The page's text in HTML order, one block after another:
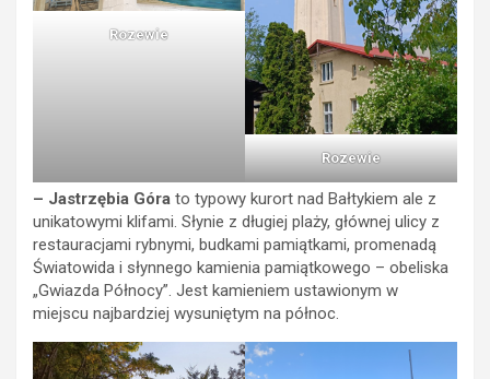
Rozewie
Rozewie
– Jastrzębia Góra to typowy kurort nad Bałtykiem ale z
unikatowymi klifami. Słynie z długiej plaży, głównej ulicy z
restauracjami rybnymi, budkami pamiątkami, promenadą
Światowida i słynnego kamienia pamiątkowego – obeliska
„Gwiazda Północy”. Jest kamieniem ustawionym w
miejscu najbardziej wysuniętym na północ.